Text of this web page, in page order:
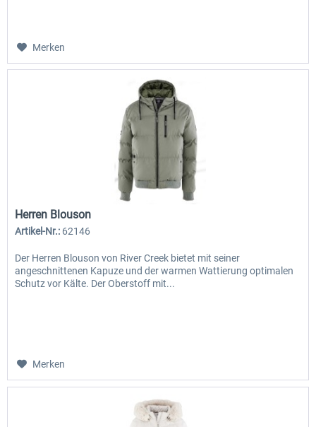
Merken
Herren Blouson
Artikel-Nr.: 62146
Der Herren Blouson von River Creek bietet mit seiner
angeschnittenen Kapuze und der warmen Wattierung optimalen
Schutz vor Kälte. Der Oberstoff mit...
Merken